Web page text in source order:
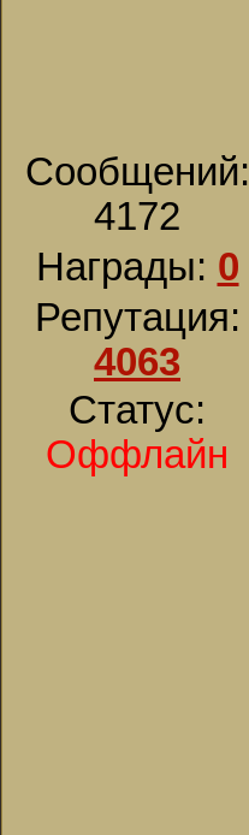
Сообщений:
4172
Награды: 0
Репутация:
4063
Статус:
Оффлайн